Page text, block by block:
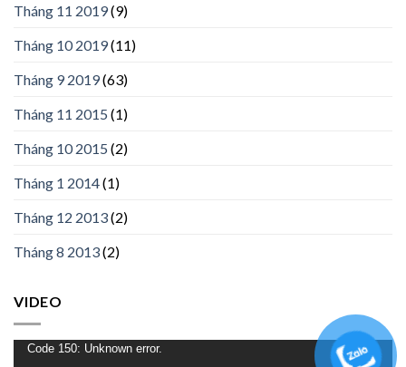
Tháng 11 2019(9)
Tháng 10 2019(11)
Tháng 9 2019(63)
Tháng 11 2015 (1)
Tháng 10 2015 (2)
Tháng 1 2014(1)
Tháng 12 2013(2)
Tháng 8 2013(2)
VIDEO
Trình
Code 150: Unknown error.